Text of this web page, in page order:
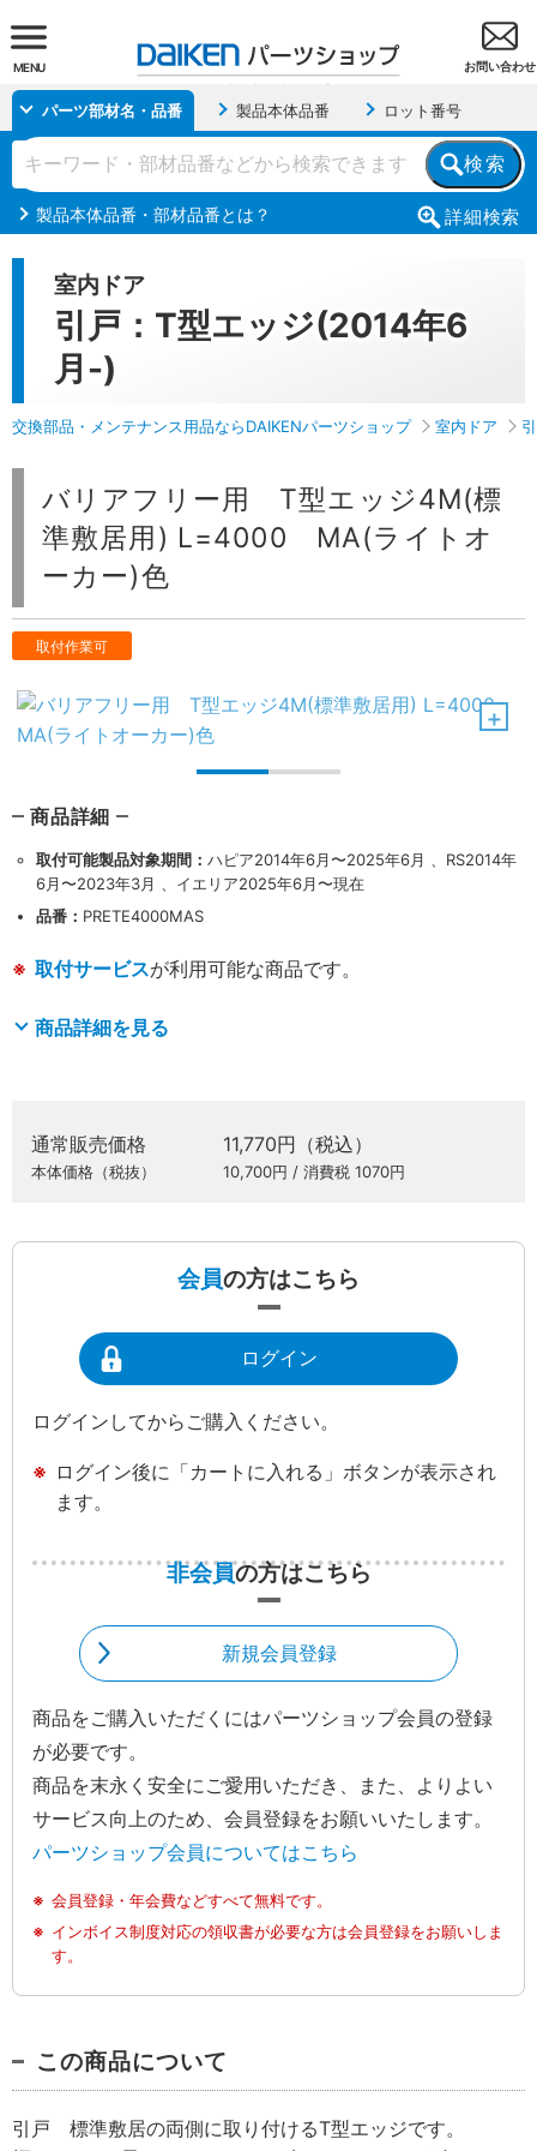
お問い合わせ
MENU
パーツ部材名・品番 製品本体品番 ロット番号
検索
詳細検索
製品本体品番・部材品番とは？
室内ドア
引戸：T型エッジ(2014年6
月-)
交換部品・メンテナンス用品ならDAIKENパーツショップ 室内ドア
バリアフリー用 T型エッジ4M(標
準敷居用) L=4000 MA(ライトオ
ーカー)色
取付作業可
商品詳細
取付可能製品対象期間： ハピア2014年6月〜2025年6月 、RS2014年
6月〜2023年3月 、イエリア2025年6月〜現在
品番： PRETE4000MAS
取付サービスが利用可能な商品です。
商品詳細を見る
通常販売価格 11,770円（税込）
本体価格（税抜） 10,700円 / 消費税 1070円
会員の方はこちら
ログイン
ログインしてからご購入ください。
ログイン後に「カートに入れる」ボタンが表示され
ます。
非会員の方はこちら
新規会員登録
商品をご購入いただくにはパーツショップ会員の登録
が必要です。
商品を末永く安全にご愛用いただき、また、よりよい
サービス向上のため、会員登録をお願いいたします。
パーツショップ会員についてはこちら
会員登録・年会費などすべて無料です。
インボイス制度対応の領収書が必要な方は会員登録をお願いしま
す。
この商品について
引戸 標準敷居の両側に取り付けるT型エッジです。